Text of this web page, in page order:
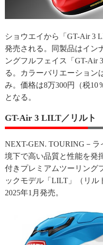
ショウエイから「GT-Air 3
発売される。同製品はイン
ングフルフェイス「GT-Air
る。カラーバリエーション
み。価格は8万300円（税10
となる。
GT-Air 3 LILT／リルト
NEXT-GEN. TOURING－
境下で高い品質と性能を発
付きプレミアムツーリング
ックモデル「LILT」（リル
2025年1月発売。